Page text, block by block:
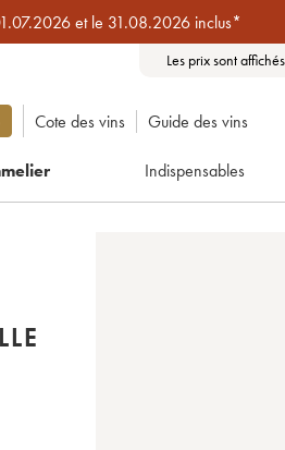
et le 31.08.2026 inclus*
Les prix sont
Cote des vins Guide des vins
Indispensables